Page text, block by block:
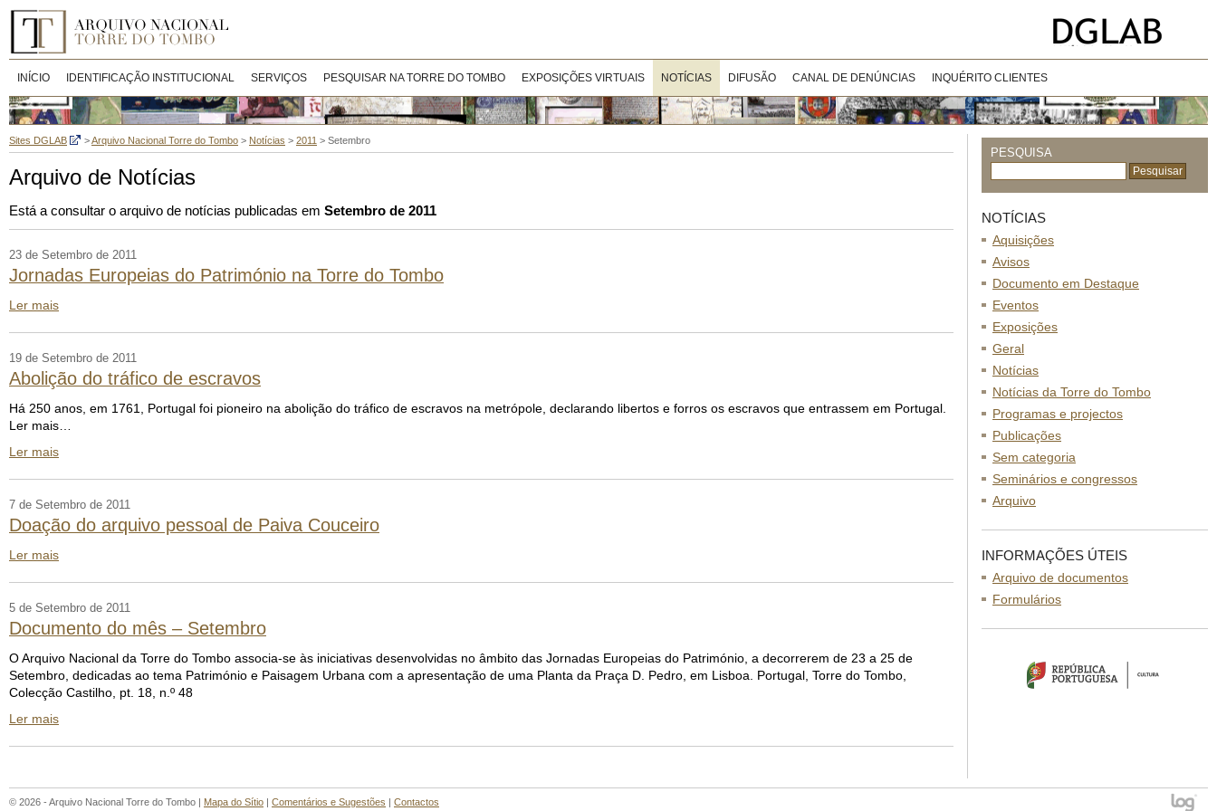
INÍCIO IDENTIFICAÇÃO INSTITUCIONAL SERVIÇOS PESQUISAR NA TORRE DO TOMBO EXPOSIÇÕES VIRTUAIS NOTÍCIAS DIFUSÃO CANAL DE DENÚNCIAS INQUÉRITO CLIENTES
Sites DGLAB >Arquivo Nacional Torre do Tombo > Notícias > 2011 > Setembro
Arquivo de Notícias
Está a consultar o arquivo de notícias publicadas em Setembro de 2011
23 de Setembro de 2011
Jornadas Europeias do Património na Torre do Tombo
Ler mais
19 de Setembro de 2011
Abolição do tráfico de escravos
Há 250 anos, em 1761, Portugal foi pioneiro na abolição do tráfico de escravos na metrópole, declarando libertos e forros os escravos que entrassem em Portugal.
Ler mais…
Ler mais
7 de Setembro de 2011
Doação do arquivo pessoal de Paiva Couceiro
Ler mais
5 de Setembro de 2011
Documento do mês – Setembro
O Arquivo Nacional da Torre do Tombo associa-se às iniciativas desenvolvidas no âmbito das Jornadas Europeias do Património, a decorrerem de 23 a 25 de
Setembro, dedicadas ao tema Património e Paisagem Urbana com a apresentação de uma Planta da Praça D. Pedro, em Lisboa. Portugal, Torre do Tombo,
Colecção Castilho, pt. 18, n.º 48
Ler mais
PESQUISA
NOTÍCIAS
Aquisições
Avisos
Documento em Destaque
Eventos
Exposições
Geral
Notícias
Notícias da Torre do Tombo
Programas e projectos
Publicações
Sem categoria
Seminários e congressos
Arquivo
INFORMAÇÕES ÚTEIS
Arquivo de documentos
Formulários
© 2026 - Arquivo Nacional Torre do Tombo | Mapa do Sítio | Comentários e Sugestões | Contactos